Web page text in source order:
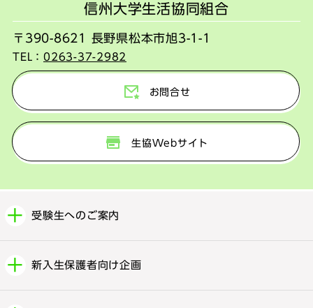
信州大学生活協同組合
〒390-8621 長野県松本市旭3-1-1
TEL： 0263-37-2982
お問合せ
生協Webサイト
受験生へのご案内
新入生保護者向け企画